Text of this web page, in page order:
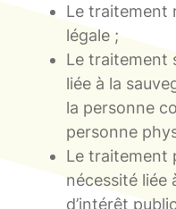
Le traitement
légale ;
Le traitement
liée à la
la personne
personne
Le traitement
nécessité liée
d’intérêt